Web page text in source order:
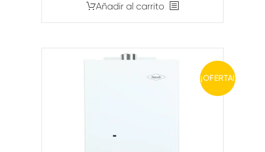
Añadir al carrito
¡OFERTA!